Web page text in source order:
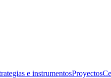
e instrumentosProyectos